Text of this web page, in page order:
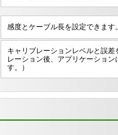
感度とケーブル長を設定できます
キャリブレーションレベルと誤
レーション後、アプリケーショ
す。）